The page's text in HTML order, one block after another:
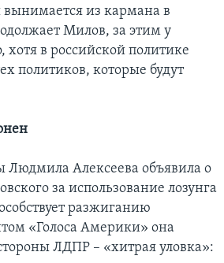
вынимается из кармана в
Милов, за этим у
хотя в российской политике
политиков, которые будут
Людмила Алексеева объявила о
за использование лозунга
разжиганию
«Голоса Америки» она
ЛДПР – «хитрая уловка»: